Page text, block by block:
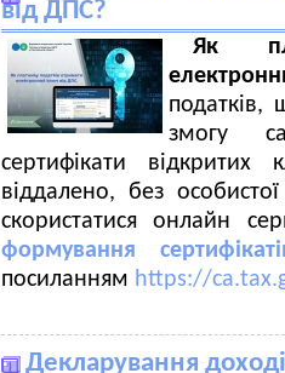
від ДПС?
Як
податків,
змогу
сертифікати
віддалено, без
скористатися онлайн
формування
посиланням https://
Декларування